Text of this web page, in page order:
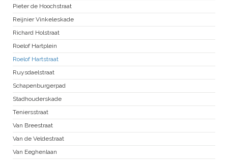
Pieter de Hoochstraat
Reijnier Vinkeleskade
Richard Holstraat
Roelof Hartplein
Roelof Hartstraat
Ruysdaelstraat
Schapenburgerpad
Stadhouderskade
Teniersstraat
Van Breestraat
Van de Veldestraat
Van Eeghenlaan